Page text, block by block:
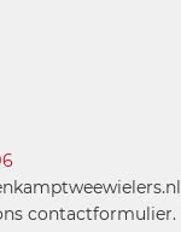
contactformulier.